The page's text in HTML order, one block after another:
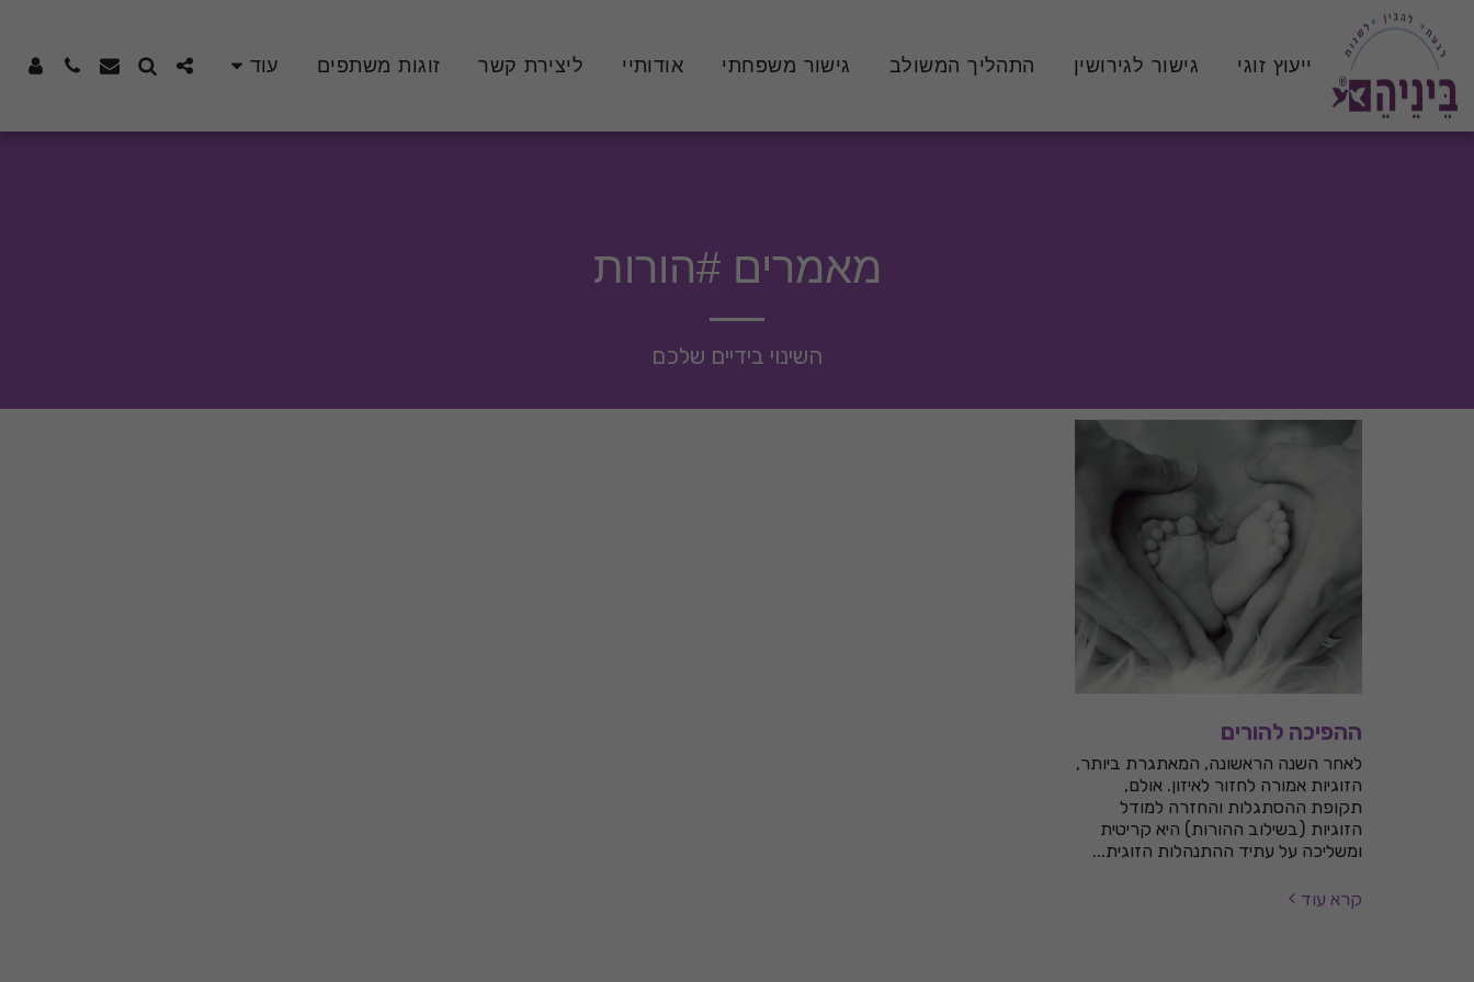
ייעוץ זוגי גישור לגירושין התהליך המשולב גישור משפחתי אודותיי ליצירת קשר זוגות משתפים עוד
מאמרים #הורות
השינוי בידיים שלכם
ההפיכה להורים
לאחר השנה הראשונה, המאתגרת ביותר,
הזוגיות אמורה לחזור לאיזון. אולם,
תקופת ההסתגלות והחזרה למודל
הזוגיות (בשילוב ההורות) היא קריטית
ומשליכה על עתיד ההתנהלות הזוגית...
קרא עוד